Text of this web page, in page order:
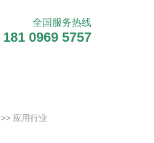
全国服务热线
181 0969 5757
>> 应用行业